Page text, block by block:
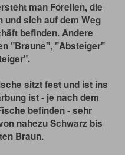
man Forellen, die
sich auf dem Weg
befinden. Andere
"Braune", "Absteiger"
sitzt fest und ist ins
ist - je nach dem
befinden - sehr
nahezu Schwarz bis
Braun.